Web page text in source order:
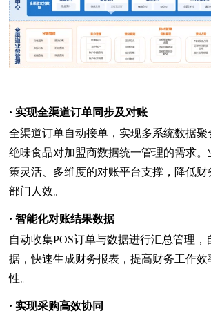
· 实现全渠道订单同步及对账
全渠道订单自动接单，实现多系统数据聚
绝味食品对加盟商数据统一管理的需求。
策灵活、多维度的对账平台支撑，降低财
部门人效。
· 智能化对账结果数据
自动收集POS订单与数据进行汇总管理，
据，快速生成财务报表，提高财务工作效
性。
· 实现采购高效协同